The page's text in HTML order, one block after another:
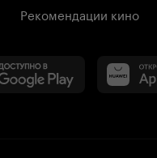
Рекомендации кино